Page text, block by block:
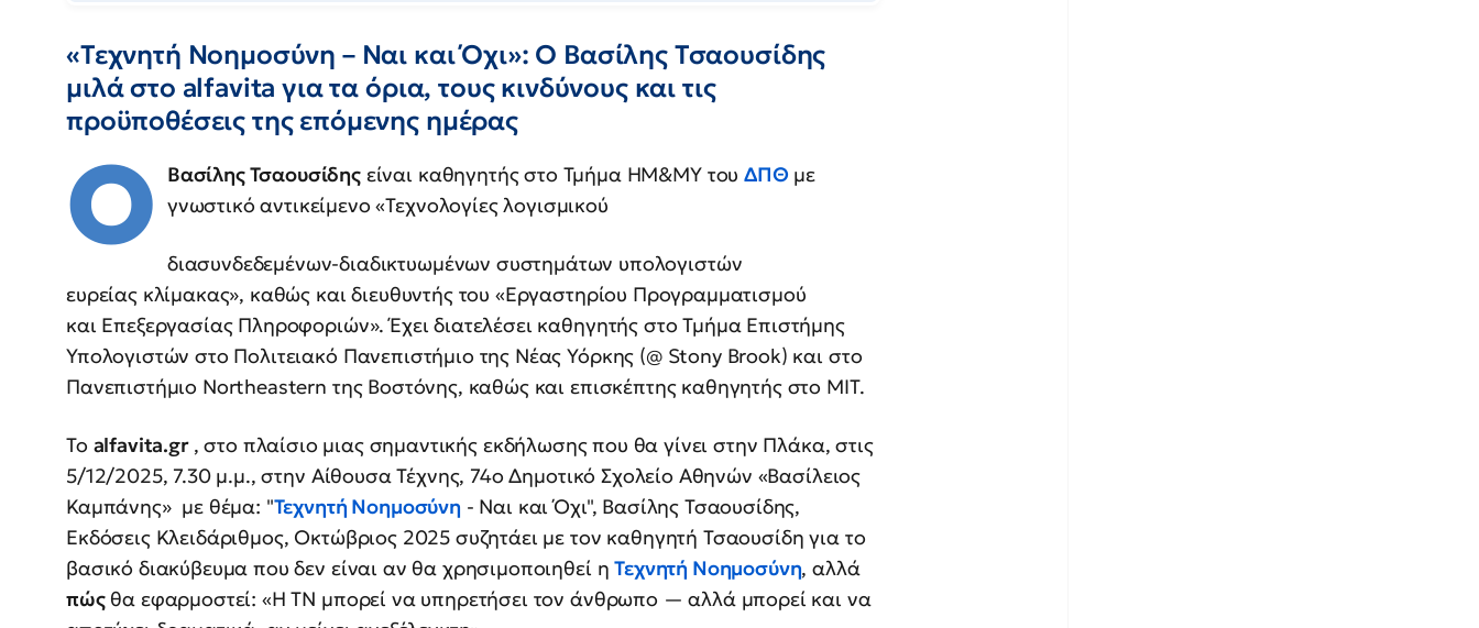
«Τεχνητή Νοημοσύνη – Ναι και Όχι»: Ο Βασίλης Τσαουσίδης
μιλά στο alfavita για τα όρια, τους κινδύνους και τις
προϋποθέσεις της επόμενης ημέρας
Ο Βασίλης Τσαουσίδηςείναι καθηγητής στο Τμήμα ΗΜ&ΜΥ τουΔΠΘμε
γνωστικό αντικείμενο «Τεχνολογίες λογισμικού
διασυνδεδεμένων-διαδικτυωμένων συστημάτων υπολογιστών
ευρείας κλίμακας», καθώς και διευθυντής του «Εργαστηρίου Προγραμματισμού
και Επεξεργασίας Πληροφοριών». Έχει διατελέσει καθηγητής στο Τμήμα Επιστήμης
Υπολογιστών στο Πολιτειακό Πανεπιστήμιο της Νέας Υόρκης (@ Stony Brook) και στο
Πανεπιστήμιο Northeastern της Βοστόνης, καθώς και επισκέπτης καθηγητής στο ΜΙΤ.
Το alfavita.gr , στο πλαίσιο μιας σημαντικής εκδήλωσης που θα γίνει στην Πλάκα, στις
5/12/2025, 7.30 μ.μ., στην Αίθουσα Τέχνης, 74ο Δημοτικό Σχολείο Αθηνών «Βασίλειος
Καμπάνης» με θέμα: "Τεχνητή Νοημοσύνη - Ναι και Όχι", Βασίλης Τσαουσίδης,
Εκδόσεις Κλειδάριθμος, Οκτώβριος 2025 συζητάει με τον καθηγητή Τσαουσίδη για το
βασικό διακύβευμα που δεν είναι αν θα χρησιμοποιηθεί ηΤεχνητή Νοημοσύνη, αλλά
πώςθα εφαρμοστεί: «Η ΤΝ μπορεί να υπηρετήσει τον άνθρωπο — αλλά μπορεί και να